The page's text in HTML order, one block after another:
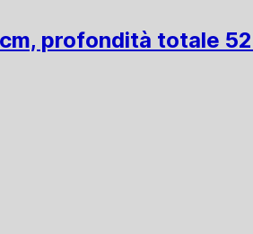
profondità totale